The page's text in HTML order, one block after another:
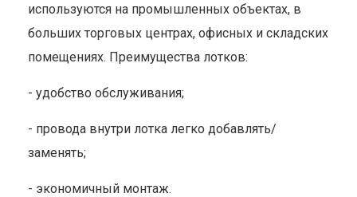
используются на промышленных объектах, в
больших торговых центрах, офисных и складских
помещениях. Преимущества лотков:
- удобство обслуживания;
- провода внутри лотка легко добавлять/
заменять;
- экономичный монтаж.